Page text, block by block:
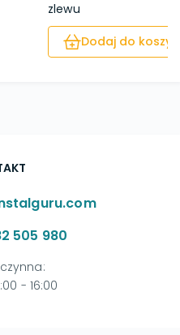
zlewu
Dodaj do
505 980
:
- 16:00